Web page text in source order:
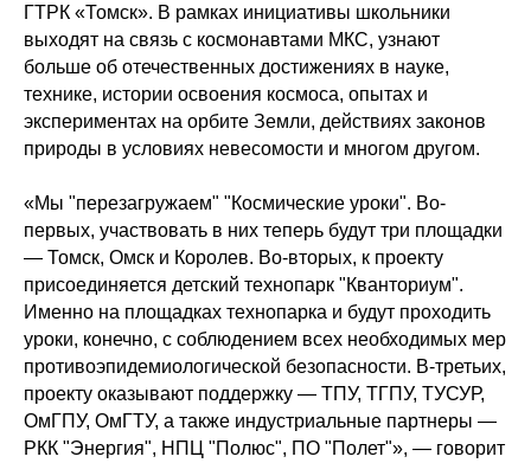
ГТРК «Томск». В рамках инициативы школьники
выходят на связь с космонавтами МКС, узнают
больше об отечественных достижениях в науке,
технике, истории освоения космоса, опытах и
экспериментах на орбите Земли, действиях законов
природы в условиях невесомости и многом другом.
«Мы "перезагружаем" "Космические уроки". Во-
первых, участвовать в них теперь будут три площадки
— Томск, Омск и Королев. Во-вторых, к проекту
присоединяется детский технопарк "Кванториум".
Именно на площадках технопарка и будут проходить
уроки, конечно, с соблюдением всех необходимых мер
противоэпидемиологической безопасности. В-третьих,
проекту оказывают поддержку — ТПУ, ТГПУ, ТУСУР,
ОмГПУ, ОмГТУ, а также индустриальные партнеры —
РКК "Энергия", НПЦ "Полюс", ПО "Полет"», — говорит